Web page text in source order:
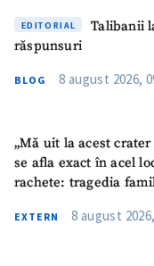
EDITORIAL
Talibanii
răspunsuri
BLOG 8 august 2026,
„Mă uit la acest
se afla exact în acel
rachete: tragedia
EXTERN 8 august